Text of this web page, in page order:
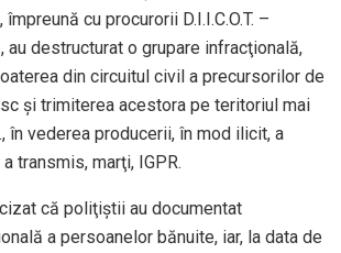
cu procurorii D.I.I.C.O.T. –
au destructurat o grupare infracţională,
din circuitul civil a precursorilor de
şi trimiterea acestora pe teritoriul mai
în vederea producerii, în mod ilicit, a
transmis, marţi, IGPR.
că poliţiştii au documentat
a persoanelor bănuite, iar, la data de